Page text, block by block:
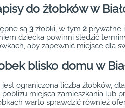
do żłobków w
są 3 żłobki, w tym 2 prywatne i
dziecka powinni śledzić
aby zapewnić miejsce dla
blisko domu w
jest ograniczona liczba żłobków,
miejsca zamieszkania lub
warto sprawdzić również